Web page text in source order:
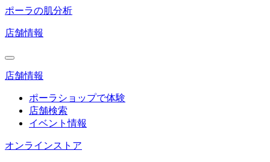
ポーラの肌分析
店舗情報
店舗情報
ポーラショップで体験
店舗検索
イベント情報
オンラインストア